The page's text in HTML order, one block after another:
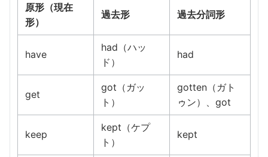
原形（現在
形）
過去形 過去分詞形
have
had（ハッ
ド）
had
get
got（ガッ
ト）
gotten（ガト
ゥン）、got
keep
kept（ケプ
ト）
kept